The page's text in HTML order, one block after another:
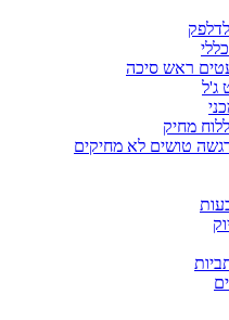
ראש סיכה
ג'ל
מחיק
טושים לא מחיקים